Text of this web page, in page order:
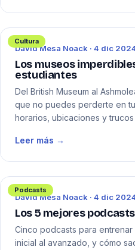
Cultura
David Mesa Noack · 4 dic
Los museos
estudiantes
Del British Museum al
que no puedes perderte en
horarios, ubicaciones y
Leer más →
Podcasts
David Mesa Noack · 4 dic
Los 5 mejores
Cinco podcasts para
inicial al avanzado, y cómo